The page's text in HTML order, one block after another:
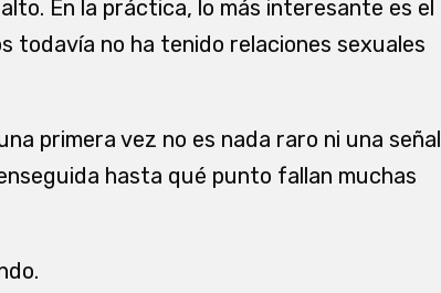
En la práctica, lo más interesante es el
todavía no ha tenido relaciones sexuales
primera vez no es nada raro ni una señal
hasta qué punto fallan muchas